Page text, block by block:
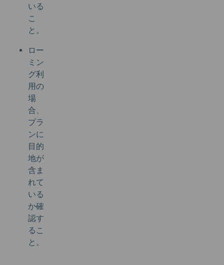
いる
こ
と。
ロー
ミン
グ利
用の
場
合、
プラ
ンに
目的
地が
含ま
れて
いる
か確
認す
るこ
と。